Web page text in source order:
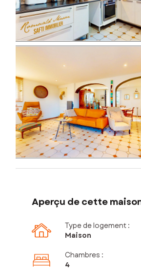
Aperçu de cette
Type de logement :
Maison
Chambres :
4